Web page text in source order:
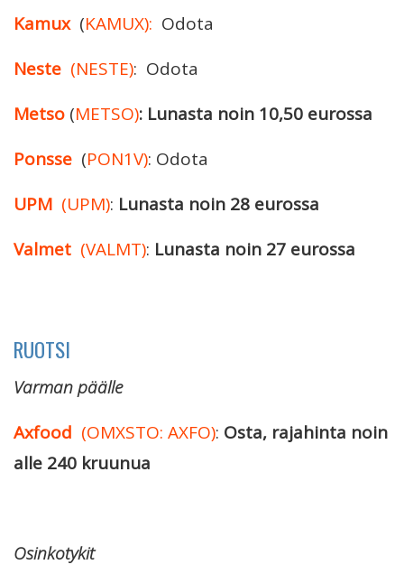
Kamux (KAMUX): Odota
Neste (NESTE): Odota
Metso (METSO): Lunasta noin 10,50 eurossa
Ponsse (PON1V): Odota
UPM (UPM): Lunasta noin 28 eurossa
Valmet (VALMT): Lunasta noin 27 eurossa
RUOTSI
Varman päälle
Axfood (OMXSTO: AXFO): Osta, rajahinta noin
alle 240 kruunua
Osinkotykit